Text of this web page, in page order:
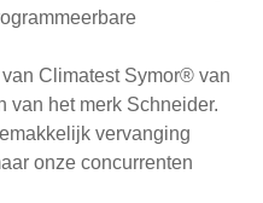
Climatest Symor® van
van het merk Schneider.
vervanging
onze concurrenten